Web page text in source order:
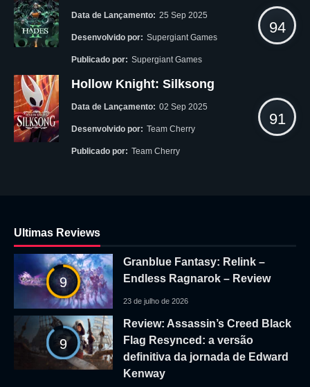
Data de Lançamento: 25 Sep 2025
Desenvolvido por: Supergiant Games
Publicado por: Supergiant Games
94
Hollow Knight: Silksong
Data de Lançamento: 02 Sep 2025
Desenvolvido por: Team Cherry
Publicado por: Team Cherry
91
Ultimas Reviews
9
Granblue Fantasy: Relink –
Endless Ragnarok – Review
23 de julho de 2026
9
Review: Assassin’s Creed Black
Flag Resynced: a versão
definitiva da jornada de Edward
Kenway